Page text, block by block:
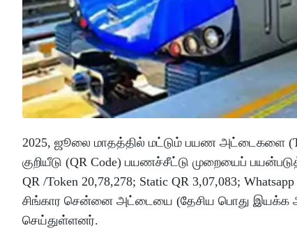
2025, ஜூலை மாதத்தில் மட்டும் பயண அட்டைகளை
குறியீடு (QR Code) பயணச்சீட்டு முறையைப்
QR /Token 20,78,278; Static QR 3,07,083;
சிங்கார சென்னை அட்டையை (தேசிய பொது இயக்க
செய்துள்ளனர்.